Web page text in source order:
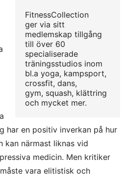
FitnessCollection
ger via sitt
medlemskap tillgång
till över 60
specialiserade
träningsstudios inom
bl.a yoga, kampsport,
crossfit, dans,
gym, squash, klättring
och mycket mer.
har en positiv inverkan på hur
kan närmast liknas vid
medicin. Men kritiker
vara elitistisk och